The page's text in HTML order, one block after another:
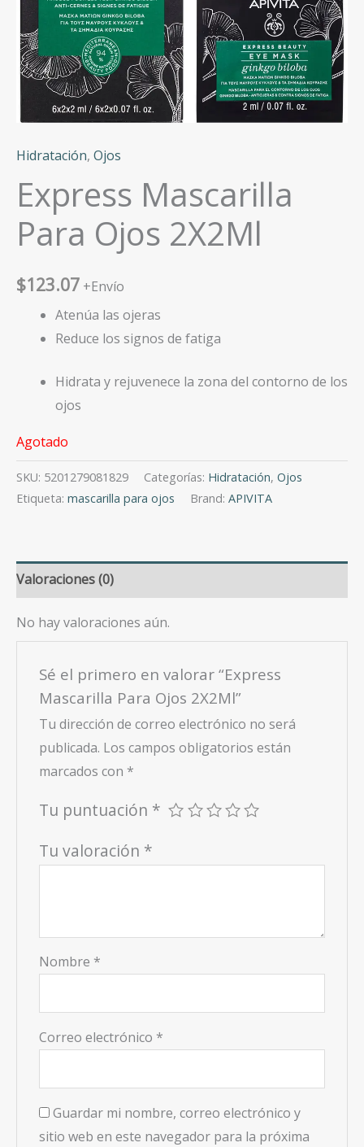
Hidratación, Ojos
Express Mascarilla
Para Ojos 2X2Ml
$123.07 +Envío
Atenúa las ojeras
Reduce los signos de fatiga
Hidrata y rejuvenece la zona del contorno de los
ojos
Agotado
SKU: 5201279081829 Categorías: Hidratación, Ojos
Etiqueta: mascarilla para ojos Brand: APIVITA
Valoraciones (0)
No hay valoraciones aún.
Sé el primero en valorar “Express
Mascarilla Para Ojos 2X2Ml”
Tu dirección de correo electrónico no será
publicada. Los campos obligatorios están
marcados con *
Tu puntuación *
Tu valoración *
Nombre *
Correo electrónico *
Guardar mi nombre, correo electrónico y
sitio web en este navegador para la próxima